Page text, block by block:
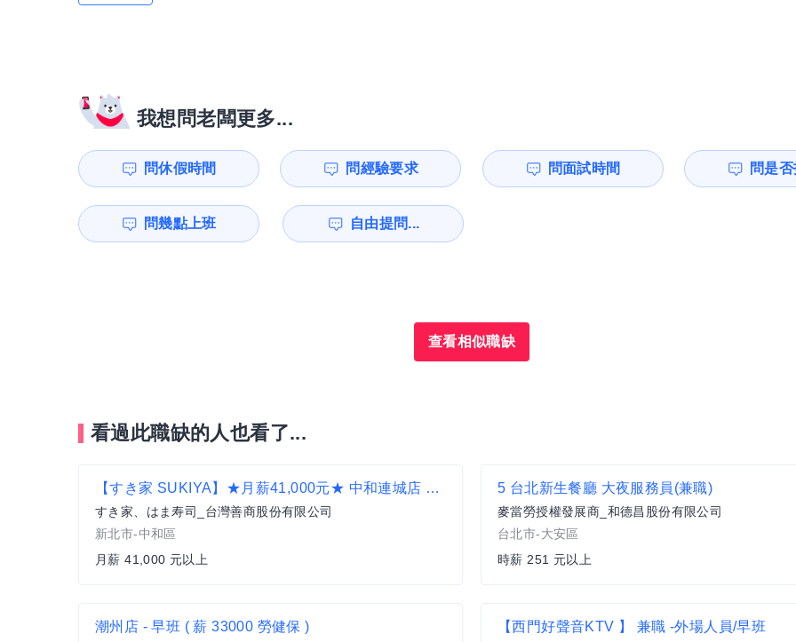
我想問老闆更多...
問休假時間 問經驗要求 問面試時間 問是
問幾點上班 自由提問...
查看相似職缺
看過此職缺的人也看了...
【すき家 SUKIYA】★月薪41,000元★ 中和連城店 儲備幹部
すき家、はま寿司_台灣善商股份有限公司
新北市-中和區
月薪 41,000 元以上
5 台北新生餐廳 大夜服務員(兼職)
麥當勞授權發展商_和德昌股份有限公司
台北市-大安區
時薪 251 元以上
潮州店 - 早班 ( 薪 33000 勞健保 ) 【西門好聲音KTV 】 兼職 -外場人員/早班